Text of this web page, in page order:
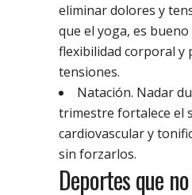
eliminar dolores y
que el yoga, es
flexibilidad corporal y
tensiones.
Natación. Nadar
trimestre fortalece el
cardiovascular y
sin forzarlos.
Deportes que